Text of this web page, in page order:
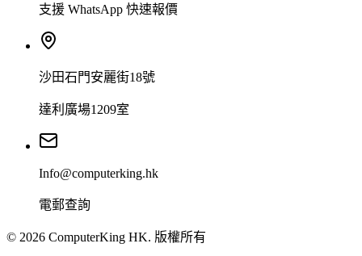
支援 WhatsApp 快速報價
沙田石門安麗街18號
達利廣場1209室
Info@computerking.hk
電郵查詢
© 2026 ComputerKing HK. 版權所有